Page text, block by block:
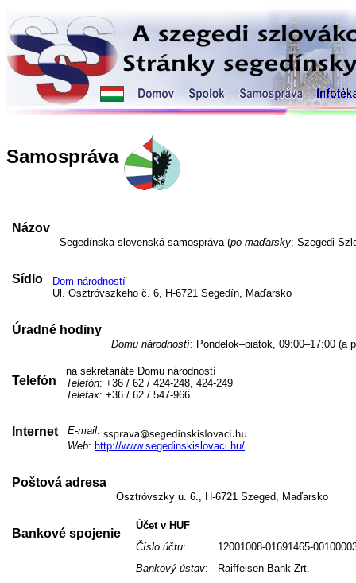
Samospráva
Názov
Segedínska slovenská samospráva (po maďarsky: Szegedi
Sídlo
Dom národností
Ul. Osztróvszkeho č. 6, H-6721 Segedín, Maďarsko
Úradné hodiny
Domu národností: Pondelok–piatok, 09:00–17:00 (a
Telefón
na sekretariáte Domu národností
Telefón: +36 / 62 / 424-248, 424-249
Telefax: +36 / 62 / 547-966
Internet E-mail:
Web: http://www.segedinskislovaci.hu/
Poštová adresa
Osztróvszky u. 6., H-6721 Szeged, Maďarsko
Bankové spojenie
Účet v HUF
Číslo účtu:
12001008-01691465-
Bankový ústav:
Raiffeisen Bank Zrt.